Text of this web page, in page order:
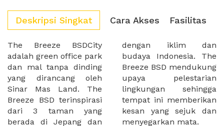
Deskripsi Singkat Cara Akses Fasilitas
The Breeze BSDCity
adalah green office park
dan mal tanpa dinding
yang dirancang oleh
Sinar Mas Land. The
Breeze BSD terinspirasi
dari 3 taman yang
berada di Jepang dan
dengan iklim dan
budaya Indonesia. The
Breeze BSD mendukung
upaya pelestarian
lingkungan sehingga
tempat ini memberikan
kesan yang sejuk dan
menyegarkan mata.